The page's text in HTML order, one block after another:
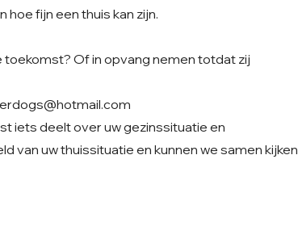
hoe fijn een thuis kan zijn.
toekomst? Of in opvang nemen totdat zij
iets deelt over uw gezinssituatie en
van uw thuissituatie en kunnen we samen kijken